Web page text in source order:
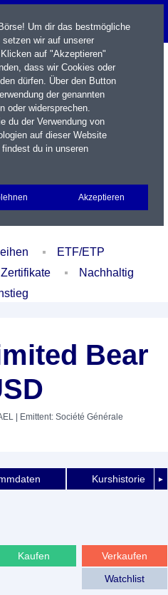
Portfolio Login
ETF/ETP
Zertifikate
Nachhaltig
Bear
| Emittent: Société Générale
►
Kurshistorie
Verkaufen
Kaufen
Watchlist
Um dir das bestmögliche
wir auf unserer
auf "Akzeptieren"
dass wir Cookies oder
dürfen. Über den Button
der genannten
oder widersprechen.
du der Verwendung von
auf dieser Website
du in unseren
Akzeptieren